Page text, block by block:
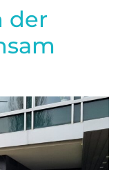
der